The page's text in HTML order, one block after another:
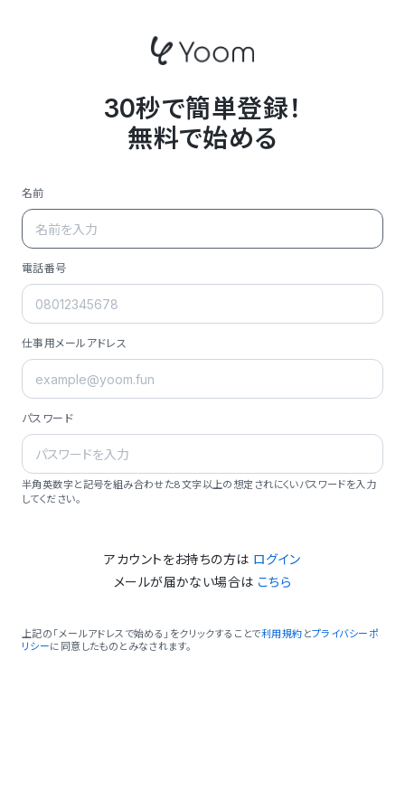
30秒で簡単登録！
無料で始める
名前
電話番号
仕事用メールアドレス
パスワード
半角英数字と記号を組み合わせた8文字以上の想定されにくいパスワードを入力
してください。
アカウントをお持ちの方は ログイン
メールが届かない場合は こちら
上記の「メールアドレスで始める」をクリックすることで利用規約 とプライバシーポ
リシーに同意したものとみなされます。